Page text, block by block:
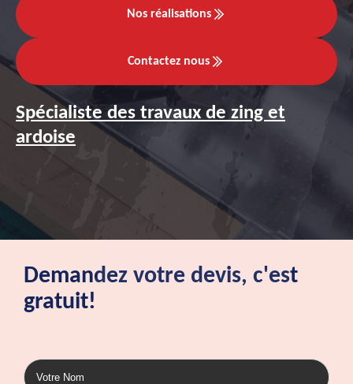
Nos réalisations
Contactez nous
Spécialiste des travaux de zing et
ardoise
Demandez votre devis, c'est
gratuit!